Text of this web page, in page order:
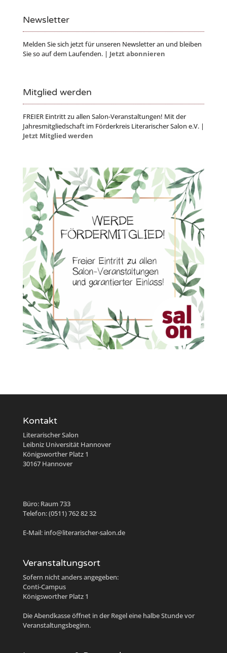
Newsletter
Melden Sie sich jetzt für unseren Newsletter an und bleiben
Sie so auf dem Laufenden. | Jetzt abonnieren
Mitglied werden
FREIER Eintritt zu allen Salon-Veranstaltungen! Mit der
Jahresmitgliedschaft im Förderkreis Literarischer Salon e.V. |
Jetzt Mitglied werden
Kontakt
Literarischer Salon
Leibniz Universität Hannover
Königsworther Platz 1
30167 Hannover
Büro: Raum 733
Telefon: (0511) 762 82 32
E-Mail: info@literarischer-salon.de
Veranstaltungsort
Sofern nicht anders angegeben:
Conti-Campus
Königsworther Platz 1
Die Abendkasse öffnet in der Regel eine halbe Stunde vor
Veranstaltungsbeginn.